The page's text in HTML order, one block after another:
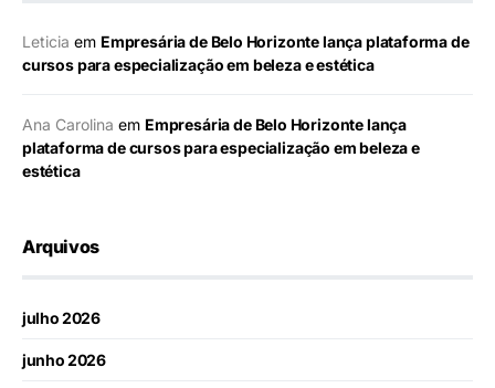
Leticia em Empresária de Belo Horizonte lança plataforma de
cursos para especialização em beleza e estética
Ana Carolina em Empresária de Belo Horizonte lança
plataforma de cursos para especialização em beleza e
estética
Arquivos
julho 2026
junho 2026